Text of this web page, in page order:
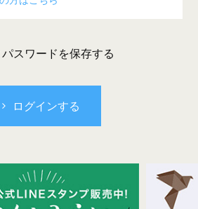
スワードを保存する
ログインする